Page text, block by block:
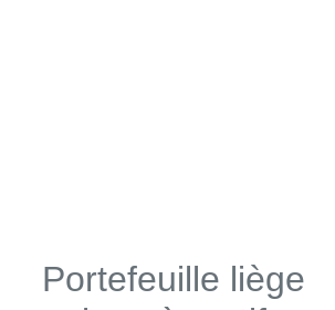
Portefeuille liège